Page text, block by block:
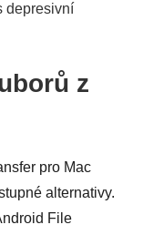
depresivní
z
pro Mac
alternativy.
File